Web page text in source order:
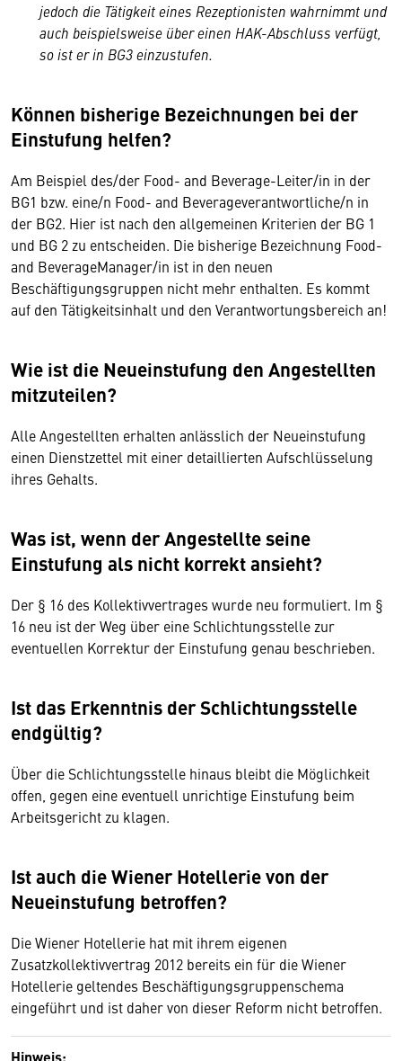
jedoch die Tätigkeit eines Rezeptionisten wahrnimmt und
auch beispielsweise über einen HAK-Abschluss verfügt,
so ist er in BG3 einzustufen.
Können bisherige Bezeichnungen bei der
Einstufung helfen?
Am Beispiel des/der Food- and Beverage-Leiter/in in der
BG1 bzw. eine/n Food- and Beverageverantwortliche/n in
der BG2. Hier ist nach den allgemeinen Kriterien der BG 1
und BG 2 zu entscheiden. Die bisherige Bezeichnung Food-
and BeverageManager/in ist in den neuen
Beschäftigungsgruppen nicht mehr enthalten. Es kommt
auf den Tätigkeitsinhalt und den Verantwortungsbereich an!
Wie ist die Neueinstufung den Angestellten
mitzuteilen?
Alle Angestellten erhalten anlässlich der Neueinstufung
einen Dienstzettel mit einer detaillierten Aufschlüsselung
ihres Gehalts.
Was ist, wenn der Angestellte seine
Einstufung als nicht korrekt ansieht?
Der § 16 des Kollektivvertrages wurde neu formuliert. Im §
16 neu ist der Weg über eine Schlichtungsstelle zur
eventuellen Korrektur der Einstufung genau beschrieben.
Ist das Erkenntnis der Schlichtungsstelle
endgültig?
Über die Schlichtungsstelle hinaus bleibt die Möglichkeit
offen, gegen eine eventuell unrichtige Einstufung beim
Arbeitsgericht zu klagen.
Ist auch die Wiener Hotellerie von der
Neueinstufung betroffen?
Die Wiener Hotellerie hat mit ihrem eigenen
Zusatzkollektivvertrag 2012 bereits ein für die Wiener
Hotellerie geltendes Beschäftigungsgruppenschema
eingeführt und ist daher von dieser Reform nicht betroffen.